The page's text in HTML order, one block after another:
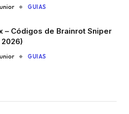
GUIAS
– Códigos de Brainrot Sniper
GUIAS